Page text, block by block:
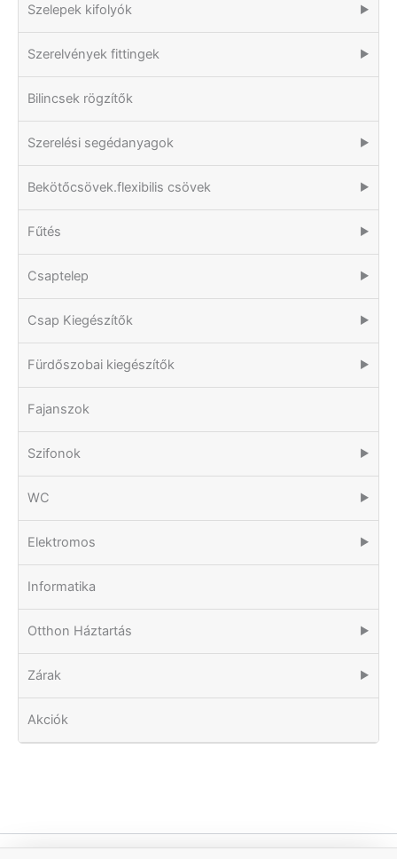
Szelepek kifolyók ▶
Szerelvények fittingek ▶
Bilincsek rögzítők
Szerelési segédanyagok ▶
Bekötőcsövek.flexibilis csövek ▶
Fűtés ▶
Csaptelep ▶
Csap Kiegészítők ▶
Fürdőszobai kiegészítők ▶
Fajanszok
Szifonok ▶
WC ▶
Elektromos ▶
Informatika
Otthon Háztartás ▶
Zárak ▶
Akciók